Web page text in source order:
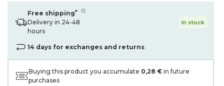
Free shipping*
Delivery in 24-48
hours
In stock
14 days for exchanges and returns
Buying this product you accumulate 0,28 € in future
purchases